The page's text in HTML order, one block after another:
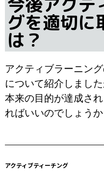
グを適切に
は？
アクティブラーニン
について紹介しまし
本来の目的が達成さ
ればいいのでしょうか
アクティブティーチング